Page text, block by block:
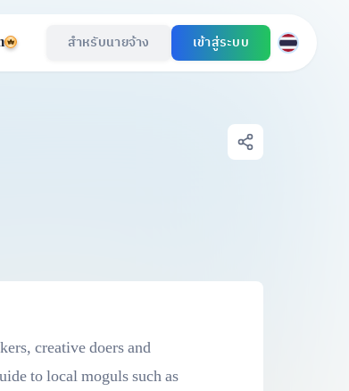
สำหรับนายจ้าง เข้าสู่ระบบ
creative doers and
to local moguls such as